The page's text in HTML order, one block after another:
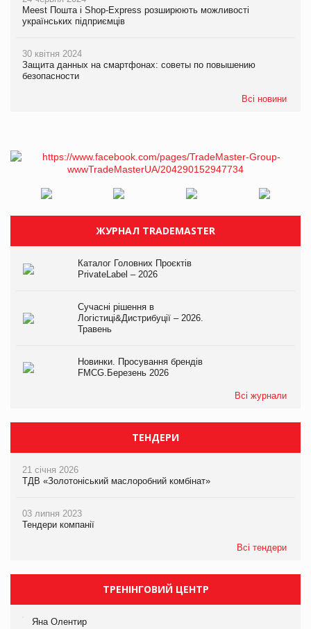
Meest Пошта і Shop-Express розширюють можливості
українських підприємців
30 квітня 2024
Защита данных на смартфонах: советы по повышению
безопасности
Всі новини
ЖУРНАЛ TRADEMASTER
Каталог Головних Проєктів
PrivateLabel – 2026
Сучасні рішення в
Логістиці&Дистрибуції – 2026.
Травень
Новинки. Просування брендів
FMCG.Березень 2026
Всі журнали
ТЕНДЕРИ
21 січня 2026
ТДВ «Золотоніський маслоробний комбінат»
03 липня 2023
Тендери компанії
Всі тендери
ТРЕНІНГОВИЙ ЦЕНТР
Яна Олентир